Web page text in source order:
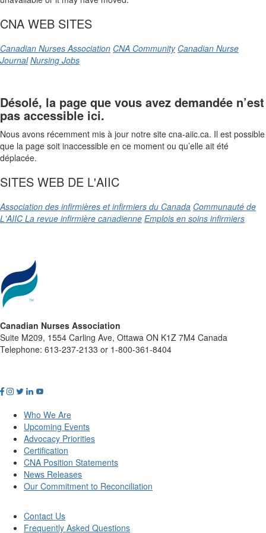
CNA WEB SITES
Canadian Nurses Association CNA Community Canadian Nurse
Journal Nursing Jobs
Désolé, la page que vous avez demandée n’est
pas accessible ici.
Nous avons récemment mis à jour notre site cna-aiic.ca. Il est possible
que la page soit inaccessible en ce moment ou qu’elle ait été
déplacée.
SITES WEB DE L'AIIC
Association des infirmières et infirmiers du Canada Communauté de
L'AIIC La revue infirmière canadienne Emplois en soins infirmiers
Canadian Nurses Association
Suite M209, 1554 Carling Ave, Ottawa ON K1Z 7M4 Canada
Telephone: 613-237-2133 or 1-800-361-8404
Who We Are
Upcoming Events
Advocacy Priorities
Certification
CNA Position Statements
News Releases
Our Commitment to Reconciliation
Contact Us
Frequently Asked Questions